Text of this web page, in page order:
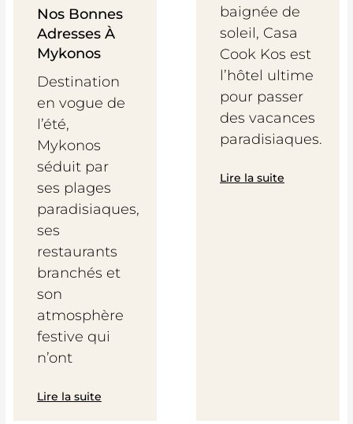
Nos Bonnes
Adresses À
Mykonos
Destination
en vogue de
l’été,
Mykonos
séduit par
ses plages
paradisiaques,
ses
restaurants
branchés et
son
atmosphère
festive qui
n’ont
Lire la suite
baignée de
soleil, Casa
Cook Kos est
l’hôtel ultime
pour passer
des vacances
paradisiaques.
Lire la suite